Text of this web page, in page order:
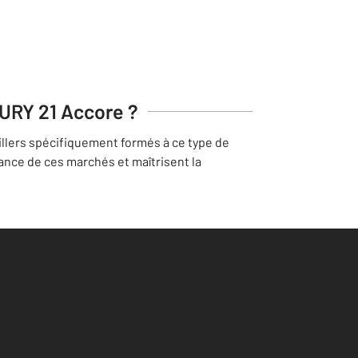
21 Accore ?
spécifiquement formés à ce type de
de ces marchés et maîtrisent la